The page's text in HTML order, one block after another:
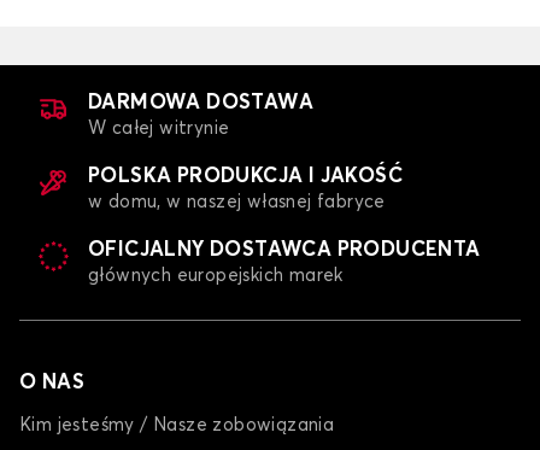
DARMOWA DOSTAWA
W całej witrynie
POLSKA PRODUKCJA I JAKOŚĆ
w domu, w naszej własnej fabryce
OFICJALNY DOSTAWCA PRODUCENTA
głównych europejskich marek
O NAS
Kim jesteśmy / Nasze zobowiązania